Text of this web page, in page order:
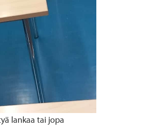
lankaa tai jopa